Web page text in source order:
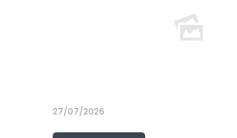
27/07/2026